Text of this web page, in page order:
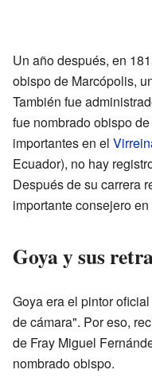
Un año después, en
obispo de Marcópolis,
También fue
fue nombrado obispo
importantes en el
Ecuador), no hay
Después de su carrera
importante consejero
Goya y sus
Goya era el pintor
de cámara". Por eso,
de Fray Miguel
nombrado obispo.